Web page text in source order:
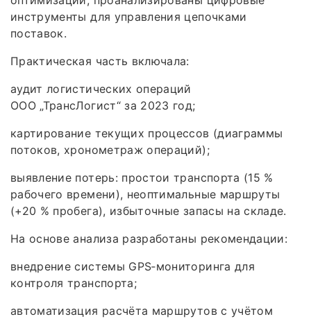
инструменты для управления цепочками
поставок.
Практическая часть включала:
аудит логистических операций
ООО „ТрансЛогист“ за 2023 год;
картирование текущих процессов (диаграммы
потоков, хронометраж операций);
выявление потерь: простои транспорта (15 %
рабочего времени), неоптимальные маршруты
(+20 % пробега), избыточные запасы на складе.
На основе анализа разработаны рекомендации:
внедрение системы GPS‑мониторинга для
контроля транспорта;
автоматизация расчёта маршрутов с учётом